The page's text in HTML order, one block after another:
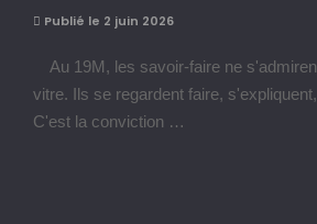
Publié le 2 juin 2026
Au 19M, les savoir-faire ne
vitre. Ils se regardent faire,
C'est la conviction …